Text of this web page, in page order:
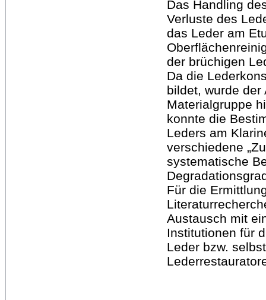
Das Handling
Verluste des
das Leder am
der brüchigen
Da die
bildet, wurde
Materialgruppe
konnte die
Leders am
verschiedene
systematische
Für die
Austausch mit
Institutionen für
Leder bzw.